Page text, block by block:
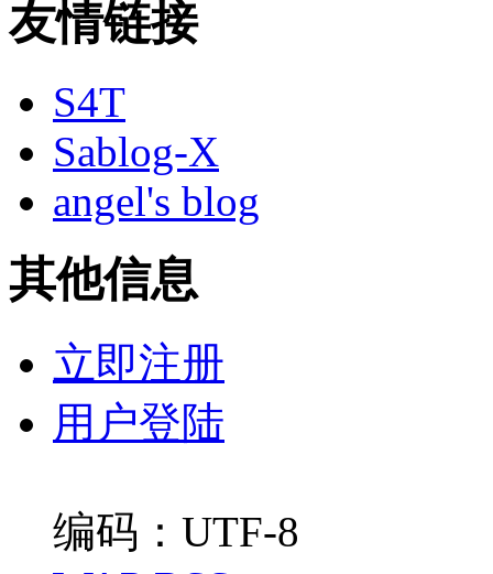
友情链接
S4T
Sablog-X
angel's blog
其他信息
立即注册
用户登陆
编码：UTF-8